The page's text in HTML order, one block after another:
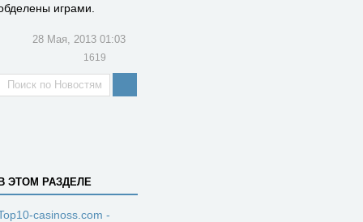
играми.
28 Мая, 2013 01:03
1619
ЭТОМ РАЗДЕЛЕ
casinoss.com -